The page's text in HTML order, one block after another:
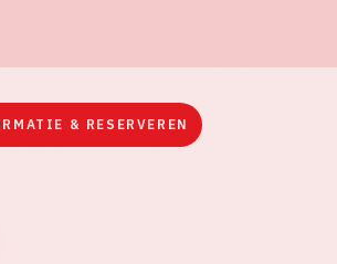
van CO2-uitstoot rondom
vrouwen! Deel nu jouw lege
fans of kies een rit uit om mee
is veel gezelliger, beter voor je
het milieu. Druk snel op
& RESERVEREN